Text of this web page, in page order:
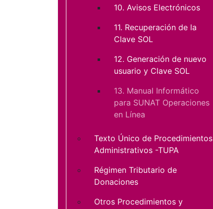
10. Avisos Electrónicos
11. Recuperación de la
Clave SOL
12. Generación de nuevo
usuario y Clave SOL
13. Manual Informático
para SUNAT Operaciones
en Línea
Texto Único de Procedimientos
Administrativos -TUPA
Régimen Tributario de
Donaciones
Otros Procedimientos y